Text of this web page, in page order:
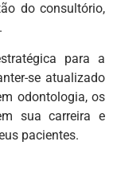
do consultório,
para a
se atualizado
odontologia, os
sua carreira e
pacientes.